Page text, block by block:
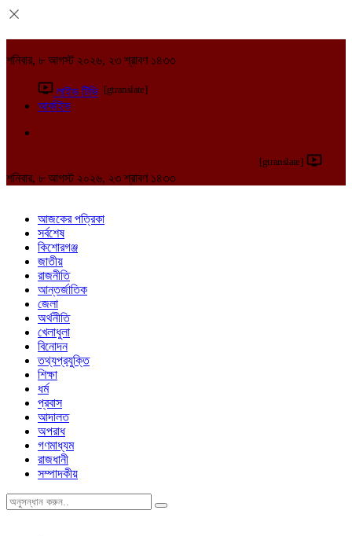
শনিবার, ৮ আগস্ট ২০২৬, ২৩ শ্রাবণ ১৪৩৩
লাইভ টিভি [gtranslate]
আর্কাইভ
[gtranslate]
শনিবার, ৮ আগস্ট ২০২৬, ২৩ শ্রাবণ ১৪৩৩
আজকের পত্রিকা
সর্বশেষ
কিশোরগঞ্জ
জাতীয়
রাজনীতি
আন্তর্জাতিক
জেলা
অর্থনীতি
খেলাধুলা
বিনোদন
তথ্যপ্রযুক্তি
শিক্ষা
ধর্ম
প্রবাস
আদালত
অপরাধ
গণমাধ্যম
রাজধানী
সম্পাদকীয়